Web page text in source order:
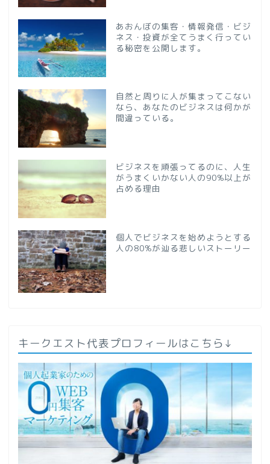
あおんぼの集客・情報発信・ビジ
ネス・投資が全てうまく行ってい
る秘密を公開します。
自然と周りに人が集まってこない
なら、あなたのビジネスは何かが
間違っている。
ビジネスを頑張ってるのに、人生
がうまくいかない人の90%以上が
占める理由
個人でビジネスを始めようとする
人の80%が辿る悲しいストーリー
キークエスト代表プロフィールはこちら↓